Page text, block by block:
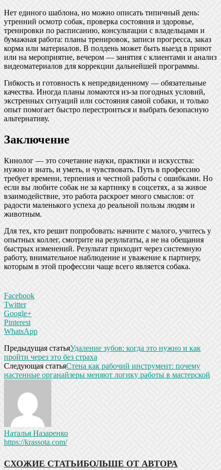
Нет единого шаблона, но можно описать типичный день:
утренний осмотр собак, проверка состояния и здоровье,
тренировки по расписанию, консультации с владельцами и
бумажная работа: планы тренировок, записи прогресса, заказ
корма или материалов. В полдень может быть выезд в приют
или на мероприятие, вечером — занятия с клиентами и анализ
видеоматериалов для коррекции дальнейшей программы.
Гибкость и готовность к непредвиденному — обязательные
качества. Иногда планы ломаются из-за погодных условий,
экстренных ситуаций или состояния самой собаки, и только
опыт помогает быстро перестроиться и выбрать безопасную
альтернативу.
Заключение
Кинолог — это сочетание науки, практики и искусства:
нужно и знать, и уметь, и чувствовать. Путь в профессию
требует времени, терпения и честной работы с ошибками. Но
если вы любите собак не за картинку в соцсетях, а за живое
взаимодействие, это работа раскроет много смыслов: от
радости маленького успеха до реальной пользы людям и
животным.
Для тех, кто решит попробовать: начните с малого, учитесь у
опытных коллег, смотрите на результаты, а не на обещания
быстрых изменений. Результат приходит через системную
работу, внимательное наблюдение и уважение к партнеру,
которым в этой профессии чаще всего является собака.
Facebook
Twitter
Google+
Pinterest
WhatsApp
Предыдущая статьяУдаление зубов: когда это нужно и как
пройти через это без страха
Следующая статьяСтена как рабочий инструмент: почему
настенные органайзеры меняют логику работы в мастерской
Наталья Назаренко
https://krassota.com/
СХОЖИЕ СТАТЬИБОЛЬШЕ ОТ АВТОРА